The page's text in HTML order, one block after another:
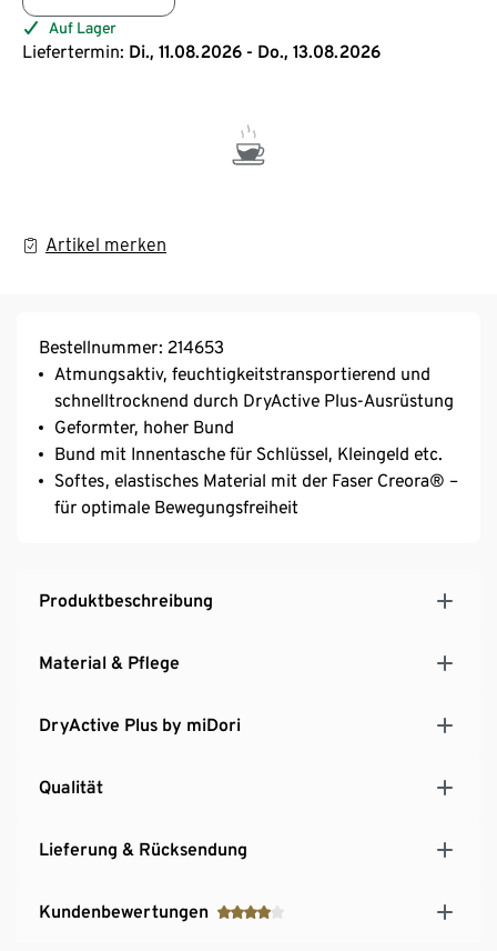
Auf Lager
Liefertermin: Di., 11.08.2026 - Do., 13.08.2026
Artikel merken
Bestellnummer: 214653
Atmungsaktiv, feuchtigkeitstransportierend und
schnelltrocknend durch DryActive Plus-Ausrüstung
Geformter, hoher Bund
Bund mit Innentasche für Schlüssel, Kleingeld etc.
Softes, elastisches Material mit der Faser Creora® –
für optimale Bewegungsfreiheit
Produktbeschreibung
Material & Pflege
DryActive Plus by miDori
Qualität
Lieferung & Rücksendung
Kundenbewertungen